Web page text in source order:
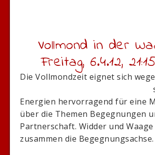
Vollmond in der
Freitag, 6.4.12,
Die Vollmondzeit eignet sich
Energien hervorragend für eine
über die Themen Begegnungen
Partnerschaft. Widder und
zusammen die Begegnungsachse.